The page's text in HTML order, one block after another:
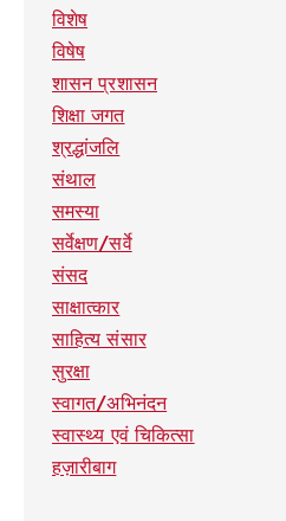
विशेष
विषेष
शासन प्रशासन
शिक्षा जगत
श्रद्धांजलि
संथाल
समस्या
सर्वेक्षण/सर्वे
संसद
साक्षात्कार
साहित्य संसार
सुरक्षा
स्वागत/अभिनंदन
स्वास्थ्य एवं चिकित्सा
हज़ारीबाग